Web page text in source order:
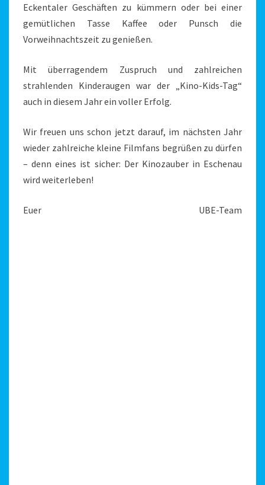
Eckentaler Geschäften zu kümmern oder bei einer
gemütlichen Tasse Kaffee oder Punsch die
Vorweihnachtszeit zu genießen.
Mit überragendem Zuspruch und zahlreichen
strahlenden Kinderaugen war der „Kino-Kids-Tag“
auch in diesem Jahr ein voller Erfolg.
Wir freuen uns schon jetzt darauf, im nächsten Jahr
wieder zahlreiche kleine Filmfans begrüßen zu dürfen
– denn eines ist sicher: Der Kinozauber in Eschenau
wird weiterleben!
Euer UBE-Team